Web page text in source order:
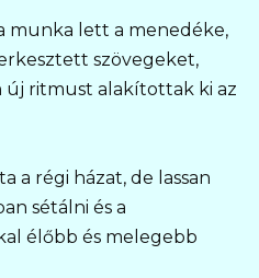
munka lett a menedéke,
szövegeket,
új ritmust alakítottak ki az
a régi házat, de lassan
sétálni és a
élőbb és melegebb